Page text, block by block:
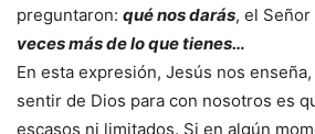
preguntaron: qué nos darás, el
veces más de lo que tienes…
En esta expresión, Jesús nos
sentir de Dios para con nosotros es
escasos ni limitados. Si en algún